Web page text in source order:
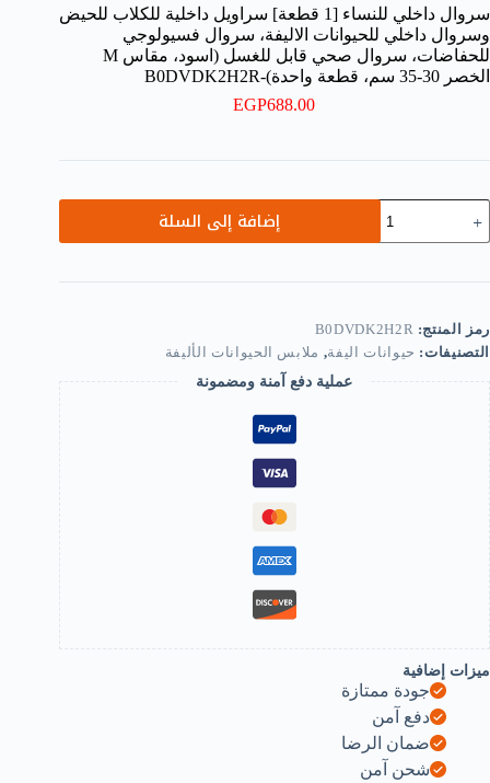
سروال داخلي للنساء [1 قطعة] سراويل داخلية للكلاب للحيض
وسروال داخلي للحيوانات الاليفة، سروال فسيولوجي
للحفاضات، سروال صحي قابل للغسل (اسود، مقاس M
الخصر 30-35 سم، قطعة واحدة)-B0DVDK2H2R
EGP688.00
سروال
داخلي
[1
سراويل
داخلية
للكلاب
للحيض
وسروال
داخلي
للحيوانات
الاليفة،
سروال
فسيولوجي
للحفاضات،
سروال
صحي
قابل
للغسل
(اسود،
مقاس
الخصر
واحدة)-
إضافة إلى السلة
رمز المنتج: B0DVDK2H2R
التصنيفات: حيوانات اليفة, ملابس الحيوانات الأليفة
عملية دفع آمنة ومضمونة
ميزات إضافية
جودة ممتازة
دفع آمن
ضمان الرضا
شحن آمن